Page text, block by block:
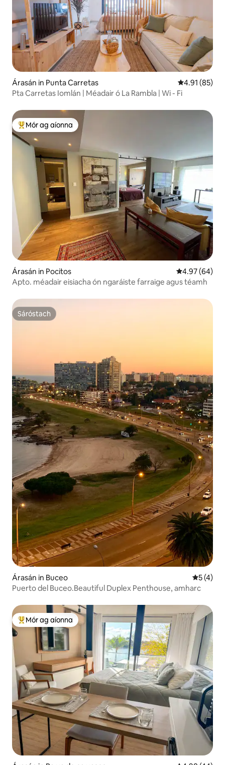
Árasán in Punta Carretas Meánrátáil
4.91 (85)
Pta Carretas Iomlán | Méadair ó La Rambla | Wi - Fi
An-mhór ag aíonna
Mór ag aíonna
Árasán in Pocitos Meánrátáil
4.97 (64)
Apto. méadair eisiacha ón ngaráiste farraige agus téamh
Sáróstach
Sáróstach
Árasán in Buceo
5 (4)
Puerto del Buceo.Beautiful Duplex Penthouse, amharc
An-mhór ag aíonna
Mór ag aíonna